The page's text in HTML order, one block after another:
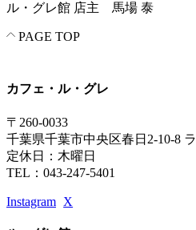
ル・グレ館 店主 馬場 泰
PAGE TOP
カフェ・ル・グレ
〒260-0033
千葉県千葉市中央区春日2-10-8
定休日：木曜日
TEL：043-247-5401
Instagram X